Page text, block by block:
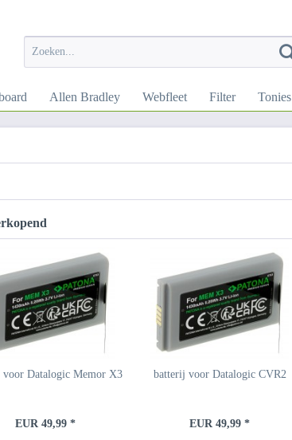
Allen Bradley Webfleet Filter Tonies
voor Datalogic Memor X3
EUR 49,99 *
batterij voor Datalogic CVR2
EUR 49,99 *